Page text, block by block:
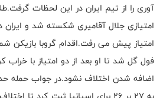
آوری را از تیم ایران در این لحظات
امتیازی جلال آقامیری شکسته شد و ایران
فول گل شد تا او بعد از دو امتیاز با
اضافه شدن اختلاف نشود.در جواب حمله